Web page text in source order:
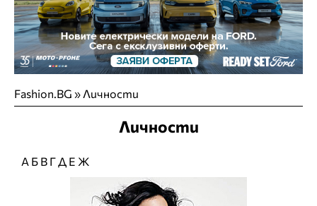
Fashion.BG » Личности
Личности
А Б В ГД Е Ж